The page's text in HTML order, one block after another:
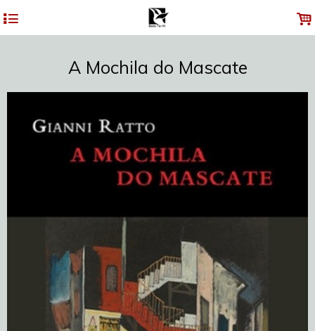
4 .
A Mochila do Mascate